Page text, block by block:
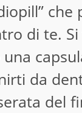
di te.
da
del